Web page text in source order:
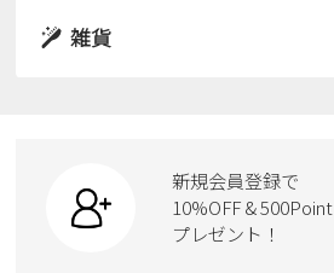
スニーカー
カジュアルシューズ
ワークシューズ
ローファー
サンダル
スクール
ボディバッグ
ハンドバッグ
雑貨
ケア用品
新規会員登録で
10%OFF & 500Point
プレゼント！